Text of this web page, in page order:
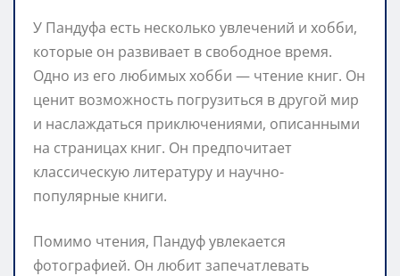
У Пандуфа есть несколько увлечений и хобби,
которые он развивает в свободное время.
Одно из его любимых хобби — чтение книг. Он
ценит возможность погрузиться в другой мир
и наслаждаться приключениями, описанными
на страницах книг. Он предпочитает
классическую литературу и научно-
популярные книги.
Помимо чтения, Пандуф увлекается
фотографией. Он любит запечатлевать